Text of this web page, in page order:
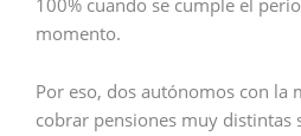
momento.
Por eso, dos autónomos con la
cobrar pensiones muy distintas